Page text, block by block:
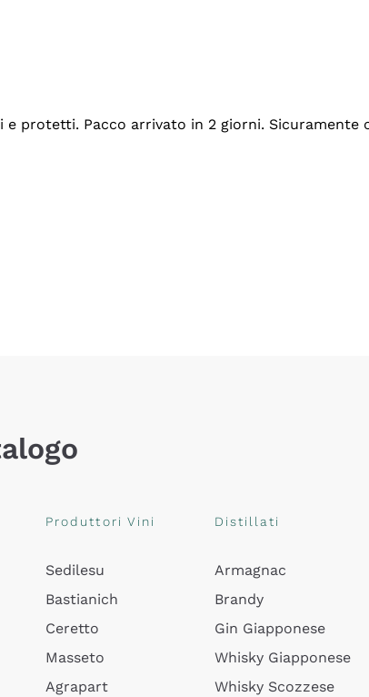
protetti. Pacco arrivato in 2 giorni. Sicuramente
Produttori Vini
Sedilesu
Bastianich
Ceretto
Masseto
Agrapart
Distillati
Armagnac
Brandy
Gin Giapponese
Whisky Giapponese
Whisky Scozzese